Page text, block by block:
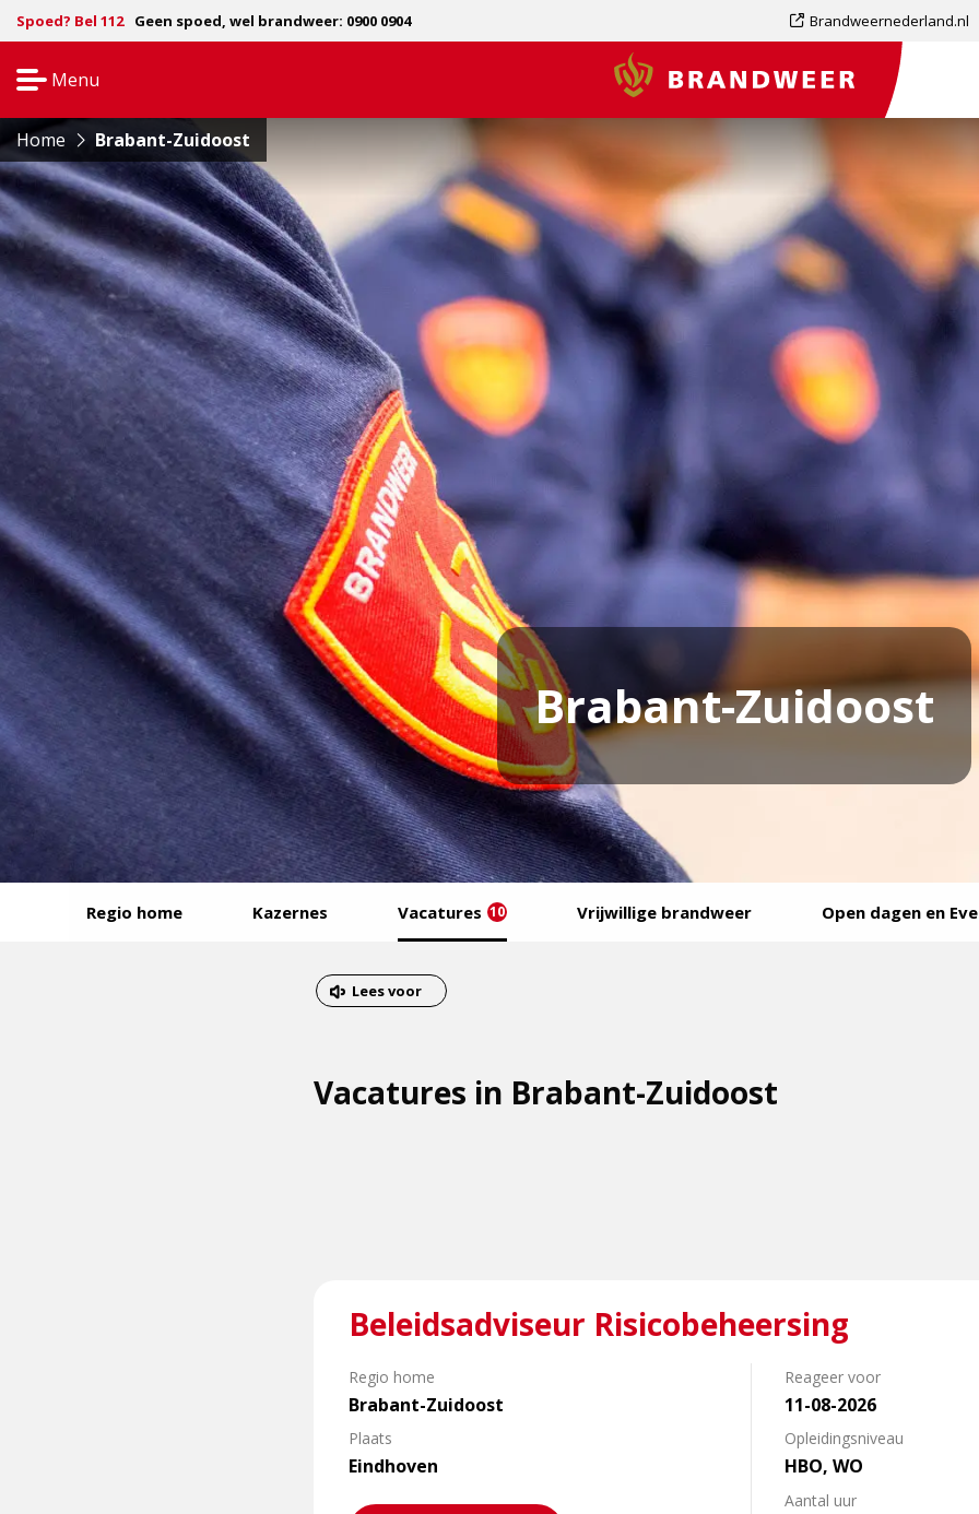
Spoed? Bel 112 Geen spoed, wel brandweer: 0900 0904 Dit
externe
pagina
Brandweernederland.nl
Menu
navigatie
Brandweer
Home Brabant-Zuidoost
Brabant-Zuidoost
Regio home Kazernes Vacatures 10 Vrijwillige brandweer Open dagen en
Dit
externe
Lees voor
Vacatures in Brabant-Zuidoost
Beleidsadviseur Risicobeheersing
Regio home
Brabant-Zuidoost
Plaats
Eindhoven
Reageer voor
11-08-2026
Opleidingsniveau
HBO, WO
Aantal uur
meer
Beleidsadviseur
Risicobeheersing